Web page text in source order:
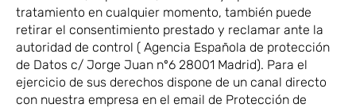
tratamiento en cualquier momento, también puede
retirar el consentimiento prestado y reclamar ante la
autoridad de control ( Agencia Española de protección
de Datos c/ Jorge Juan nº6 28001 Madrid). Para el
ejercicio de sus derechos dispone de un canal directo
con nuestra empresa en el email de Protección de